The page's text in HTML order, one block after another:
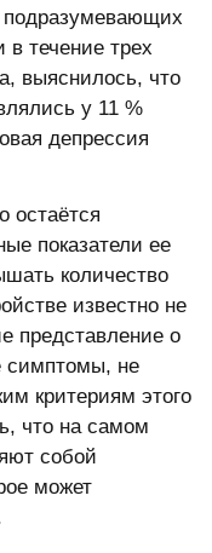
подразумевающих
течение трех
выяснилось, что
у 11 %
депрессия
остаётся
показатели ее
количество
известно не
представление о
симптомы, не
критериям этого
что на самом
собой
может